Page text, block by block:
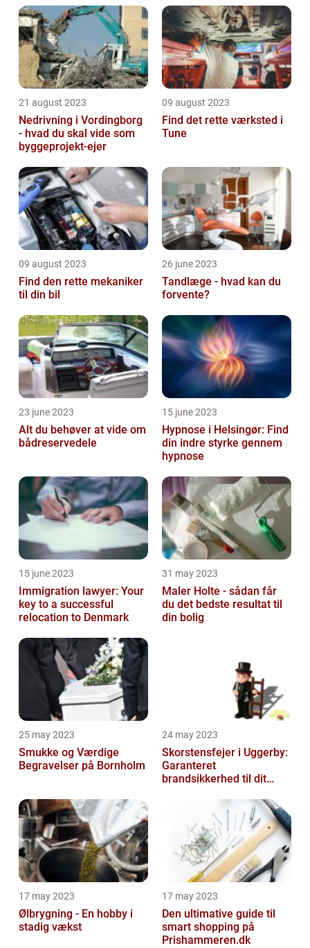
21 august 2023
Nedrivning i Vordingborg
- hvad du skal vide som
byggeprojekt-ejer
09 august 2023
Find det rette værksted i
Tune
09 august 2023
Find den rette mekaniker
til din bil
26 june 2023
Tandlæge - hvad kan du
forvente?
23 june 2023
Alt du behøver at vide om
bådreservedele
15 june 2023
Hypnose i Helsingør: Find
din indre styrke gennem
hypnose
15 june 2023
Immigration lawyer: Your
key to a successful
relocation to Denmark
31 may 2023
Maler Holte - sådan får
du det bedste resultat til
din bolig
25 may 2023
Smukke og Værdige
Begravelser på Bornholm
24 may 2023
Skorstensfejer i Uggerby:
Garanteret
brandsikkerhed til dit
17 may 2023
Ølbrygning - En hobby i
stadig vækst
17 may 2023
Den ultimative guide til
smart shopping på
Prishammeren.dk